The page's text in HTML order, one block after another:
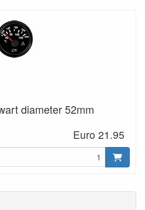
diameter 52mm
Euro 21.95